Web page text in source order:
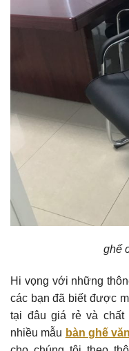
ghế
Hi vọng với những
các bạn đã biết được
tại đâu giá rẻ và
nhiều mẫu bàn ghế